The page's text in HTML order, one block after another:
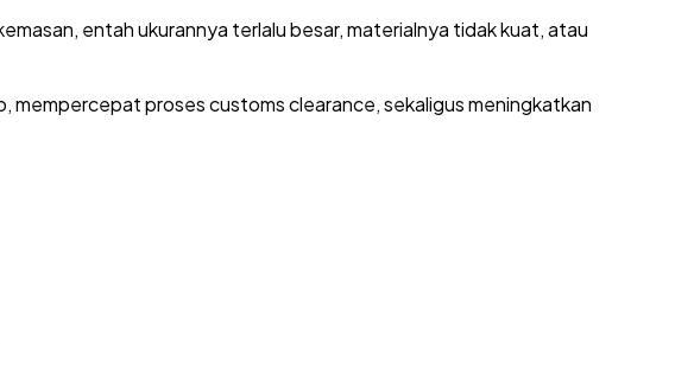
entah ukurannya terlalu besar, materialnya tidak kuat, atau
mempercepat proses customs clearance, sekaligus meningkatkan